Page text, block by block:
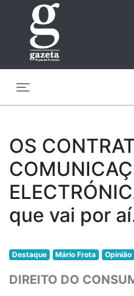
OS
que vai por
Destaque Mário Frota Opinião
DIREITO DO